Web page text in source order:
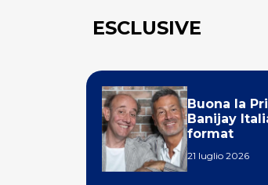
ESCLUSIVE
Buona la
Banijay
format
21 luglio 2026